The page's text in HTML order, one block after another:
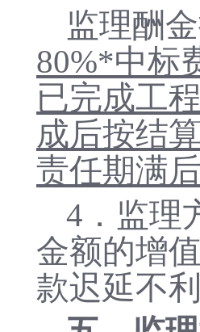
监理酬
80%*中标
已完成工
成后按结
责任期满
4 ．监
金额的增
款迟延不